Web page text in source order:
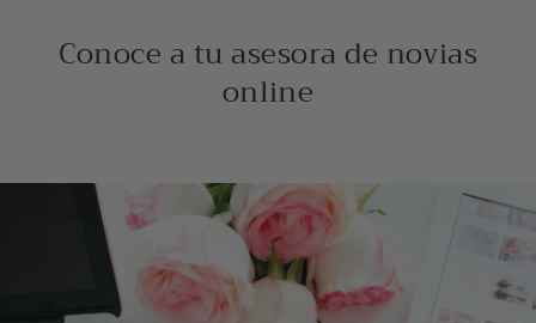
Conoce a tu asesora de novias
online